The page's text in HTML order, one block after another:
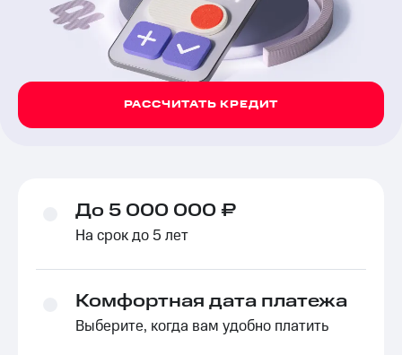
РАССЧИТАТЬ КРЕДИТ
До 5 000 000 ₽
На срок до 5 лет
Комфортная дата платежа
Выберите, когда вам удобно платить